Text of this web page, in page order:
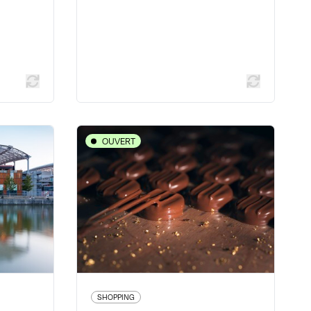
et
69002
2ème
32 80
OUVERT
SHOPPING
SHOPPING
Maison Bernachon
42 cours Franklin Roosevelt - 69006
Lyon 6ème
04 78 24 37 98
www.bernachon.com
304 avis voyageurs